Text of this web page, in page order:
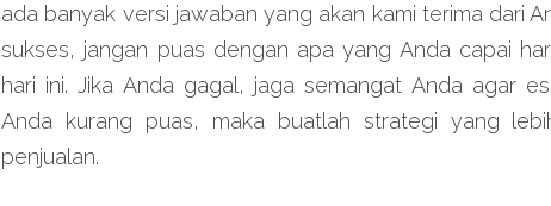
ada banyak versi jawaban yang akan kami terima dari
sukses, jangan puas dengan apa yang Anda capai
hari ini. Jika Anda gagal, jaga semangat Anda agar
Anda kurang puas, maka buatlah strategi yang
penjualan.